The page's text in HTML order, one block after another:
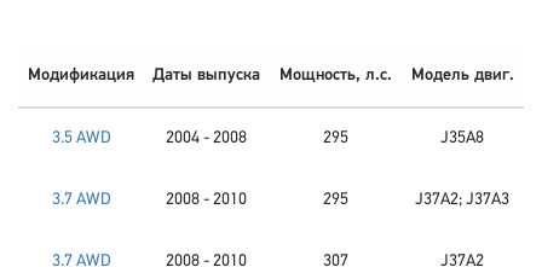
Модификация Даты выпуска Мощность, л.с. Модель двиг.
3.5 AWD 2004 - 2008 295 J35A8
3.7 AWD 2008 - 2010 295 J37A2; J37A3
3.7 AWD 2008 - 2010 307 J37A2